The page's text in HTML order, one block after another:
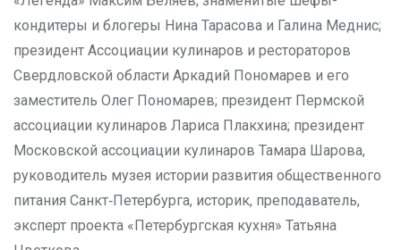
кондитеры и блогеры Нина Тарасова и Галина Меднис;
президент Ассоциации кулинаров и рестораторов
Свердловской области Аркадий Пономарев и его
заместитель Олег Пономарев; президент Пермской
ассоциации кулинаров Лариса Плакхина; президент
Московской ассоциации кулинаров Тамара Шарова,
руководитель музея истории развития общественного
питания Санкт‑Петербурга, историк, преподаватель,
эксперт проекта «Петербургская кухня» Татьяна